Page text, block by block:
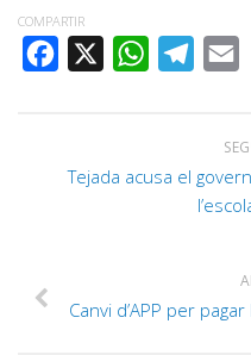
COMPARTIR
FACEBOOK
WHATSAPPTELEGRAM
Tejada acusa el
Canvi d’APP per